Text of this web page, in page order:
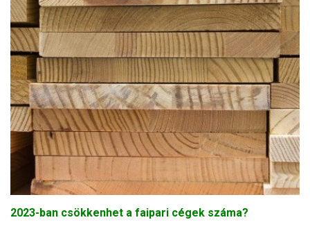
2023-ban csökkenhet a faipari cégek száma?